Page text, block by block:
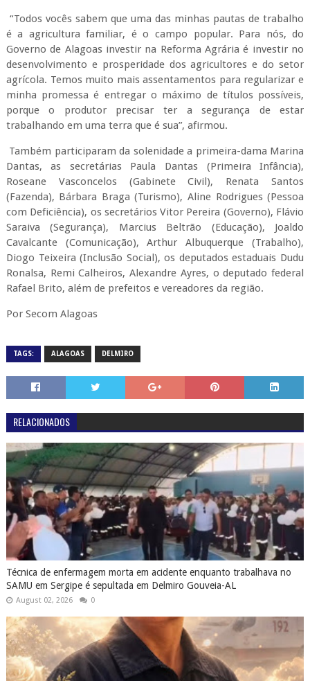
“Todos vocês sabem que uma das minhas pautas de trabalho
é a agricultura familiar, é o campo popular. Para nós, do
Governo de Alagoas investir na Reforma Agrária é investir no
desenvolvimento e prosperidade dos agricultores e do setor
agrícola. Temos muito mais assentamentos para regularizar e
minha promessa é entregar o máximo de títulos possíveis,
porque o produtor precisar ter a segurança de estar
trabalhando em uma terra que é sua”, afirmou.
Também participaram da solenidade a primeira-dama Marina
Dantas, as secretárias Paula Dantas (Primeira Infância),
Roseane Vasconcelos (Gabinete Civil), Renata Santos
(Fazenda), Bárbara Braga (Turismo), Aline Rodrigues (Pessoa
com Deficiência), os secretários Vitor Pereira (Governo), Flávio
Saraiva (Segurança), Marcius Beltrão (Educação), Joaldo
Cavalcante (Comunicação), Arthur Albuquerque (Trabalho),
Diogo Teixeira (Inclusão Social), os deputados estaduais Dudu
Ronalsa, Remi Calheiros, Alexandre Ayres, o deputado federal
Rafael Brito, além de prefeitos e vereadores da região.
Por Secom Alagoas
TAGS: ALAGOAS DELMIRO
RELACIONADOS
Técnica de enfermagem morta em acidente enquanto trabalhava no
SAMU em Sergipe é sepultada em Delmiro Gouveia-AL
August 02, 2026 0